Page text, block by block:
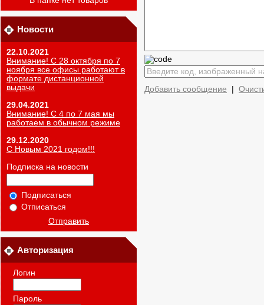
Новости
22.10.2021
Внимание! С 28 октября по 7
ноября все офисы работают в
формате дистанционной
выдачи
29.04.2021
Внимание! С 4 по 7 мая мы
работаем в обычном режиме
29.12.2020
С Новым 2021 годом!!!
Подписка на новости
Подписаться
Отписаться
Отправить
Авторизация
Логин
Пароль
Добавить сообщение